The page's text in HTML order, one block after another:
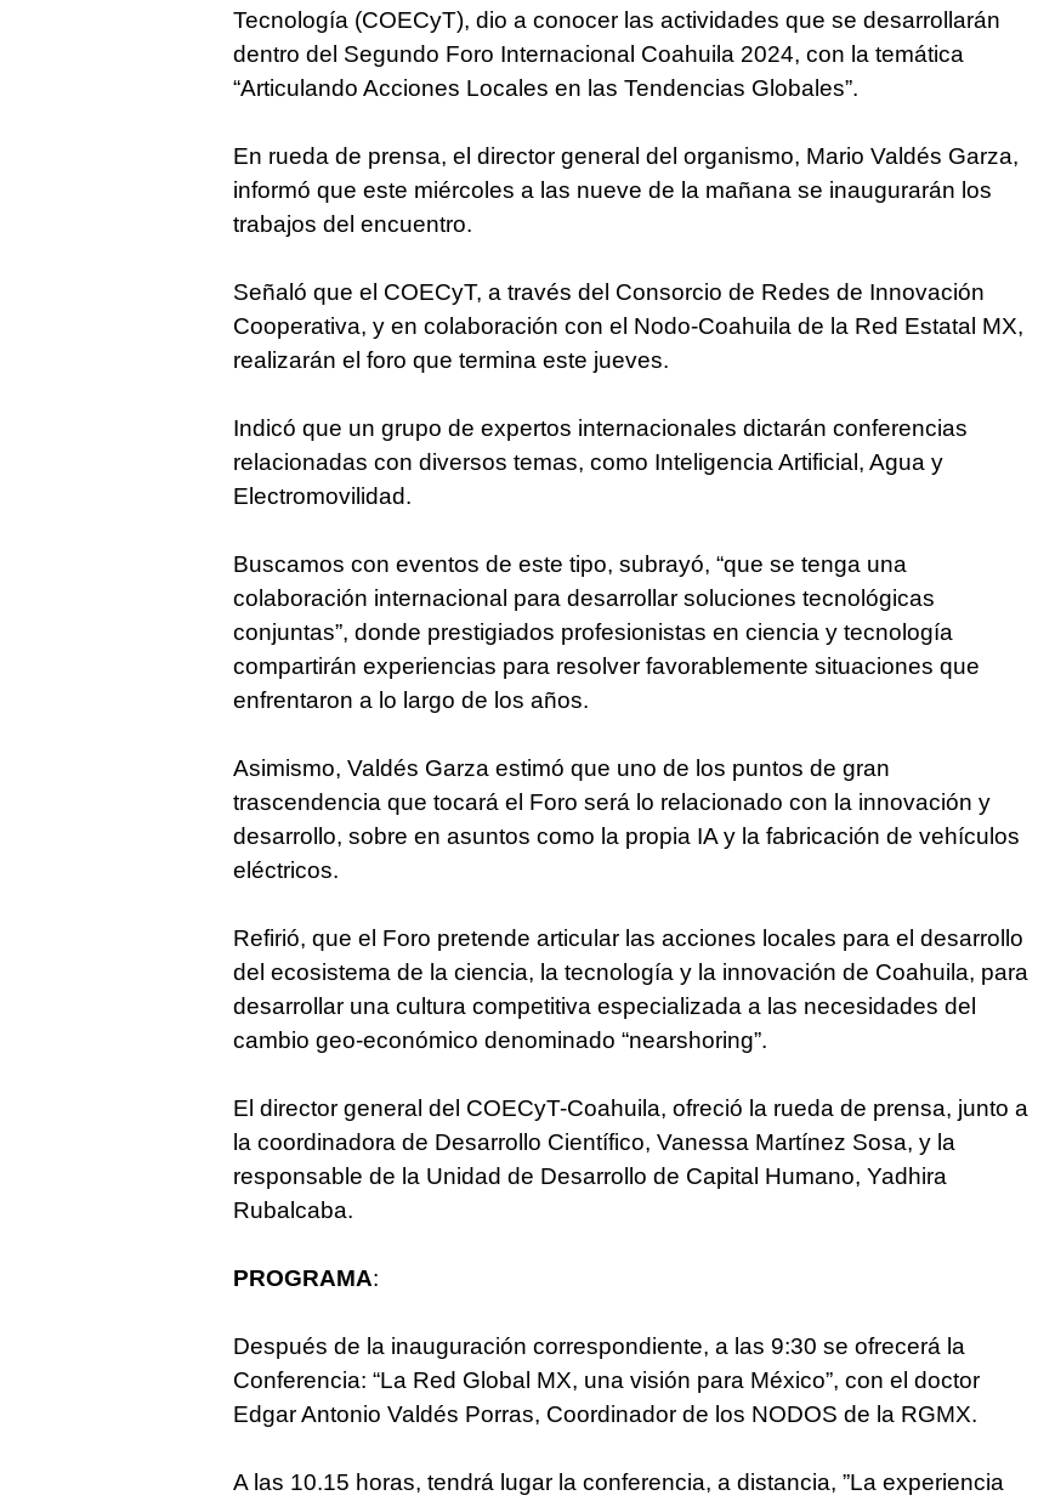
Tecnología (COECyT), dio a conocer las actividades que se desarrollarán
dentro del Segundo Foro Internacional Coahuila 2024, con la temática
“Articulando Acciones Locales en las Tendencias Globales”.
En rueda de prensa, el director general del organismo, Mario Valdés Garza,
informó que este miércoles a las nueve de la mañana se inaugurarán los
trabajos del encuentro.
Señaló que el COECyT, a través del Consorcio de Redes de Innovación
Cooperativa, y en colaboración con el Nodo-Coahuila de la Red Estatal MX,
realizarán el foro que termina este jueves.
Indicó que un grupo de expertos internacionales dictarán conferencias
relacionadas con diversos temas, como Inteligencia Artificial, Agua y
Electromovilidad.
Buscamos con eventos de este tipo, subrayó, “que se tenga una
colaboración internacional para desarrollar soluciones tecnológicas
conjuntas”, donde prestigiados profesionistas en ciencia y tecnología
compartirán experiencias para resolver favorablemente situaciones que
enfrentaron a lo largo de los años.
Asimismo, Valdés Garza estimó que uno de los puntos de gran
trascendencia que tocará el Foro será lo relacionado con la innovación y
desarrollo, sobre en asuntos como la propia IA y la fabricación de vehículos
eléctricos.
Refirió, que el Foro pretende articular las acciones locales para el desarrollo
del ecosistema de la ciencia, la tecnología y la innovación de Coahuila, para
desarrollar una cultura competitiva especializada a las necesidades del
cambio geo-económico denominado “nearshoring”.
El director general del COECyT-Coahuila, ofreció la rueda de prensa, junto a
la coordinadora de Desarrollo Científico, Vanessa Martínez Sosa, y la
responsable de la Unidad de Desarrollo de Capital Humano, Yadhira
Rubalcaba.
PROGRAMA:
Después de la inauguración correspondiente, a las 9:30 se ofrecerá la
Conferencia: “La Red Global MX, una visión para México”, con el doctor
Edgar Antonio Valdés Porras, Coordinador de los NODOS de la RGMX.
A las 10.15 horas, tendrá lugar la conferencia, a distancia, ”La experiencia